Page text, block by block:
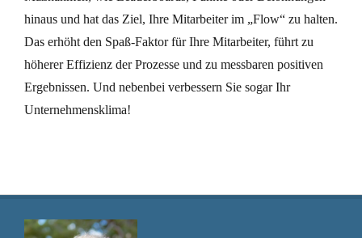
hinaus und hat das Ziel, Ihre Mitarbeiter im „Flow“ zu halten.
Das erhöht den Spaß-Faktor für Ihre Mitarbeiter, führt zu
höherer Effizienz der Prozesse und zu messbaren positiven
Ergebnissen. Und nebenbei verbessern Sie sogar Ihr
Unternehmensklima!